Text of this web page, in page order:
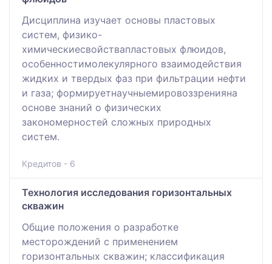
Дисциплина изучает основы пластовых
систем, физико-
химическиесвойствапластовых флюидов,
особенностимолекулярного взаимодействия
жидких и твердых фаз при фильтрации нефти
и газа; формируетнаучныемировоззренияна
основе знаний о физических
закономерностей сложных природных
систем.
Кредитов - 6
Технология исследования горизонтальных
скважин
Общие положения о разработке
месторождений с применением
горизонтальных скважин; классификация